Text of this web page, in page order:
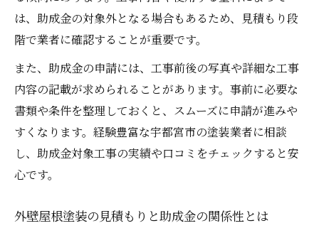
は、助成金の対象外となる場合もあるため、見積もり段
階で業者に確認することが重要です。
また、助成金の申請には、工事前後の写真や詳細な工事
内容の記載が求められることがあります。事前に必要な
書類や条件を整理しておくと、スムーズに申請が進みや
すくなります。経験豊富な宇都宮市の塗装業者に相談
し、助成金対象工事の実績や口コミをチェックすると安
心です。
外壁屋根塗装の見積もりと助成金の関係性とは